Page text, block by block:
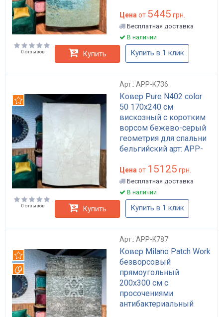
Цена от 5445 грн.
Бесплатная доставка
В наличии
0 отзывов Купить Купить в 1 клик
Арт.: APP-K736
Ковер Pure N402 color
50 170x240 см
вискозный с коротким
ворсом бежево-серый
геометрия для спальни
бельгийский арт: APP-
Рекомендуем
Цена от 15125 грн.
Бесплатная доставка
В наличии
0 отзывов Купить Купить в 1 клик
Арт.: APP-K787
Ковер Milano Patch Work
безворсовый
прямоугольный
200x300 см с
просочениями
антибактериальный
Рекомендуем
Вотерпруф